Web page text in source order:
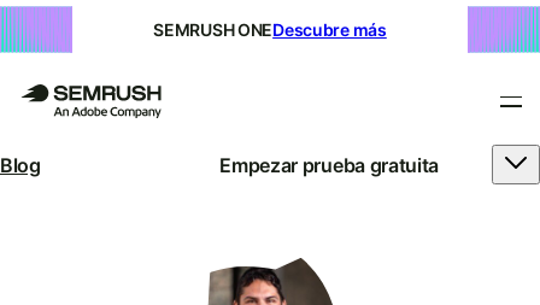
SEMRUSH ONEDescubre más
Blog Empezar prueba gratuita